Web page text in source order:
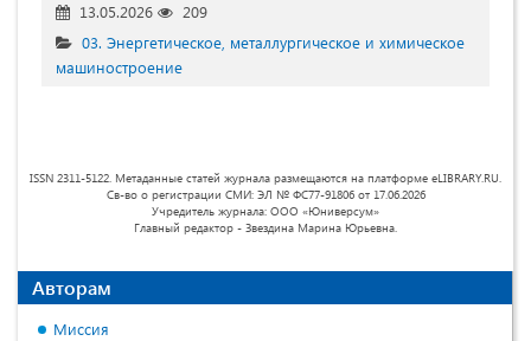
13.05.2026
209
03. Энергетическое, металлургическое и химическое
машиностроение
ISSN 2311-5122. Метаданные статей журнала размещаются на платформе eLIBRARY.RU.
Св-во о регистрации СМИ: ЭЛ № ФС77-91806 от 17.06.2026
Учредитель журнала: ООО «Юниверсум»
Главный редактор - Звездина Марина Юрьевна.
Авторам
Миссия